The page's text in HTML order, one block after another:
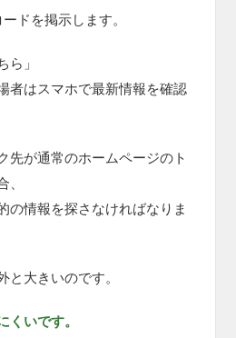
ドを掲示します。
ら」
者はスマホで最新情報を確認
先が通常のホームページのト
、
の情報を探さなければなりま
と大きいのです。
くいです。